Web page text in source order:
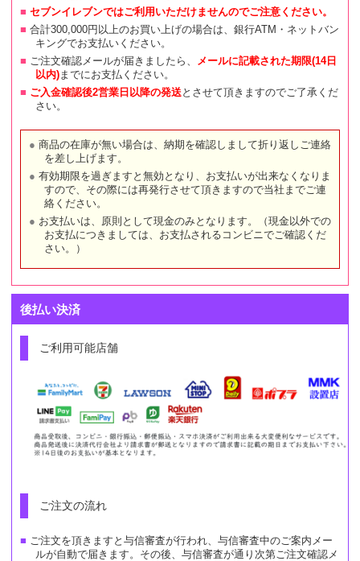
セブンイレブンではご利用いただけませんのでご注意ください。
合計300,000円以上のお買い上げの場合は、銀行ATM・ネットバン
キングでお支払いください。
ご注文確認メールが届きましたら、 メールに記載された期限(14日
以内)までにお支払ください。
ご入金確認後2営業日以降の発送とさせて頂きますのでご了承くだ
さい。
商品の在庫が無い場合は、納期を確認しまして折り返しご連絡
を差し上げます。
有効期限を過ぎますと無効となり、お支払いが出来なくなりま
すので、その際には再発行させて頂きますので当社までご連
絡ください。
お支払いは、原則として現金のみとなります。（現金以外での
お支払につきましては、お支払されるコンビニでご確認くだ
さい。）
後払い決済
ご利用可能店舗
ご注文の流れ
ご注文を頂きますと与信審査が行われ、与信審査中のご案内メー
ルが自動で届きます。その後、与信審査が通り次第ご注文確認メ